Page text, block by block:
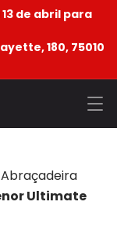
de abril para
180, 75010
Abraçadeira
Ultimate